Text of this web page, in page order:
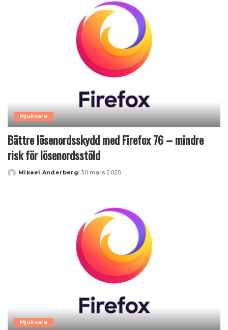
Mjukvara
Bättre lösenordsskydd med Firefox 76 – mindre
risk för lösenordsstöld
Posted
Mikael Anderberg 30 mars 2020
Mjukvara